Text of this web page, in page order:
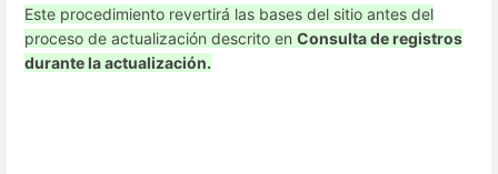
Este procedimiento revertirá las bases del sitio antes del
proceso de actualización descrito en Consulta de registros
durante la actualización.